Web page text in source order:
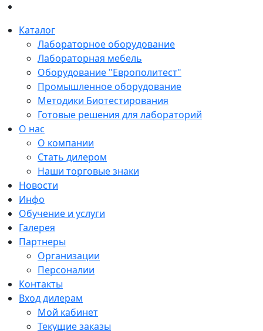
Каталог
Лабораторное оборудование
Лабораторная мебель
Оборудование "Европолитест"
Промышленное оборудование
Методики Биотестирования
Готовые решения для лабораторий
О нас
О компании
Стать дилером
Наши торговые знаки
Новости
Инфо
Обучение и услуги
Галерея
Партнеры
Организации
Персоналии
Контакты
Вход дилерам
Мой кабинет
Текущие заказы